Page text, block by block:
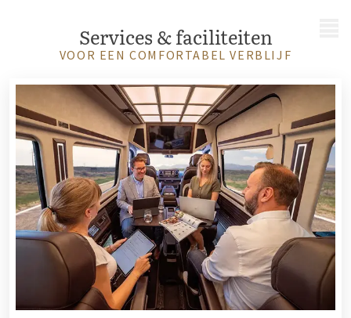
Services & faciliteiten
VOOR EEN COMFORTABEL VERBLIJF